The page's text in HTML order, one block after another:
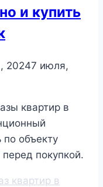
и купить
20247 июля,
квартир в
объекту
покупкой.
квартир в